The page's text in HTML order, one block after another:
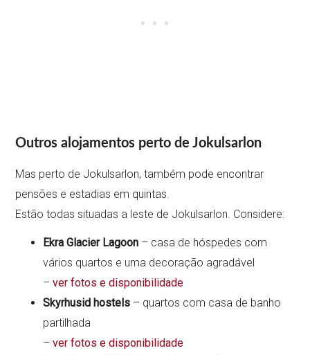
Outros alojamentos perto de Jokulsarlon
Mas perto de Jokulsarlon, também pode encontrar
pensões e estadias em quintas.
Estão todas situadas a leste de Jokulsarlon. Considere:
Ekra Glacier Lagoon – casa de hóspedes com
vários quartos e uma decoração agradável
–ver fotos e disponibilidade
Skyrhusid hostels – quartos com casa de banho
partilhada
–ver fotos e disponibilidade